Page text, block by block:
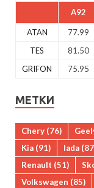
A92
ATAN 77.99
TES
81.50
GRIFON
75.95
МЕТКИ
Chery (76)
Kia (91) lada
Renault (51)
Volkswagen (85)